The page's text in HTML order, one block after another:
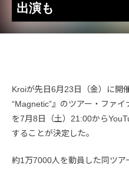
出演も
Kroiが先日6月23日（金）に開
“Magnetic”』のツアー・ファ
を7月8日（土）21:00から
することが決定した。
約1万7000人を動員した同ツ